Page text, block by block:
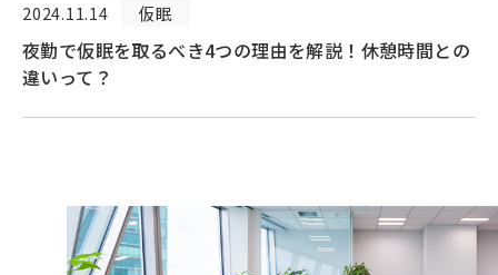
2024.11.14 仮眠
夜勤で仮眠を取るべき4つの理由を解説！休憩時間との
違いって？